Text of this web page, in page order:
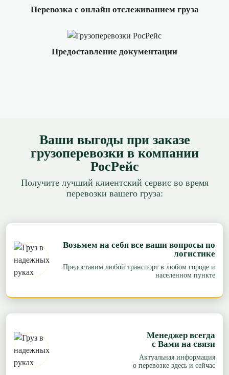
Перевозка с онлайн отслеживанием груза
Предоставление документации
Ваши выгоды при заказе
грузоперевозки в компании
РосРейс
Получите лучший клиентский сервис во время
перевозки вашего груза:
Возьмем на себя все ваши вопросы по
логистике
Предоставим любой транспорт в любом городе и
населенном пункте
Менеджер всегда
с Вами на связи
Актуальная информация
о перевозке здесь и сейчас